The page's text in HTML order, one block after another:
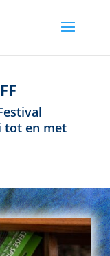
tot en met